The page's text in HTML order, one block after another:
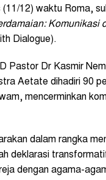
12) waktu Roma,
Komunikasi
Dialogue).
Pastor Dr Kasmir
Aetate dihadiri 90
mencerminkan
dalam rangka
deklarasi
dengan agama-